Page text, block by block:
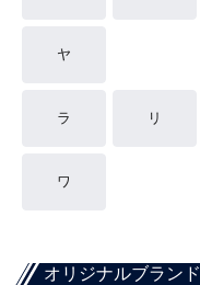
ヤ
ラ リ
ワ
オリジナルブランド